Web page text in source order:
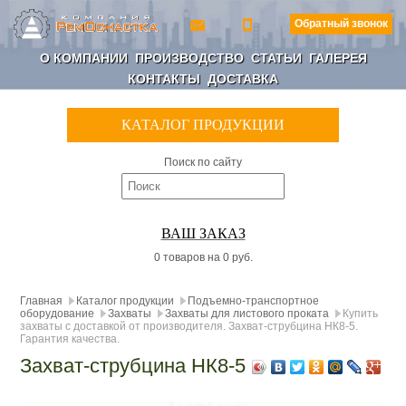
Обратный звонок
О КОМПАНИИ ПРОИЗВОДСТВО СТАТЬИ ГАЛЕРЕЯ
КОНТАКТЫ ДОСТАВКА
КАТАЛОГ ПРОДУКЦИИ
Поиск по сайту
ВАШ ЗАКАЗ
0 товаров на 0 руб.
Главная Каталог продукции
Подъемно-транспортное
оборудование
Захваты Захваты для листового проката
Купить
захваты с доставкой от производителя. Захват-струбцина НК8-5.
Гарантия качества.
Захват-струбцина НК8-5